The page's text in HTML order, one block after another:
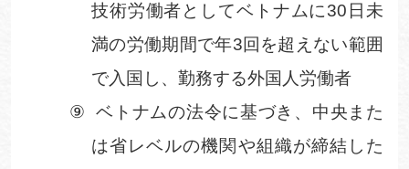
技術労働者としてベトナムに30 日未
満の労働期間で年3回を超えない範囲
で入国し、勤務する外国人労働者
⑨
ベトナムの法令に基づき、中央また
は省レベルの機関や組織が締結した